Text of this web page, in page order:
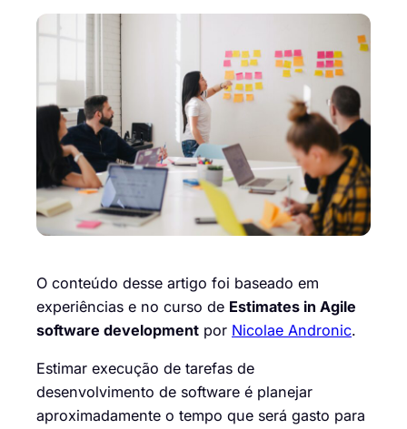
O conteúdo desse artigo foi baseado em
experiências e no curso de Estimates in Agile
software development por Nicolae Andronic.
Estimar execução de tarefas de
desenvolvimento de software é planejar
aproximadamente o tempo que será gasto para